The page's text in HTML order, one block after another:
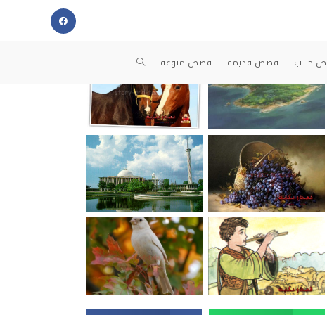
حــب قصص قديمة قصص منوعة